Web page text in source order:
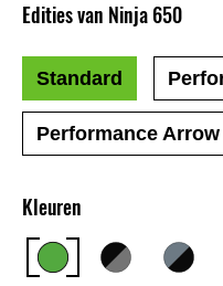
Kleuren
Edities van Ninja 650
Standard
Performance Arrow